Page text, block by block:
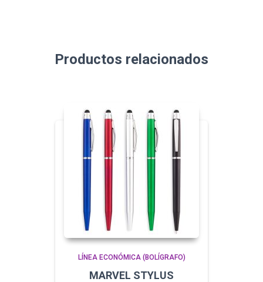
Productos relacionados
LÍNEA ECONÓMICA (BOLÍGRAFO)
MARVEL STYLUS